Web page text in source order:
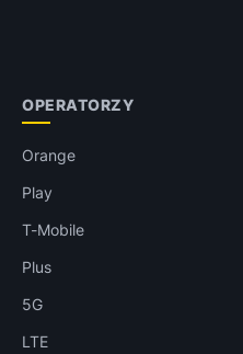
OPERATORZY
Orange
Play
T-Mobile
Plus
5G
LTE